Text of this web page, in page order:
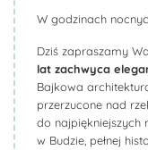
W godzinach
Dziś zapraszamy
lat zachwyca
Bajkowa
przerzucone nad
do najpiękniejszych
w Budzie, pełnej